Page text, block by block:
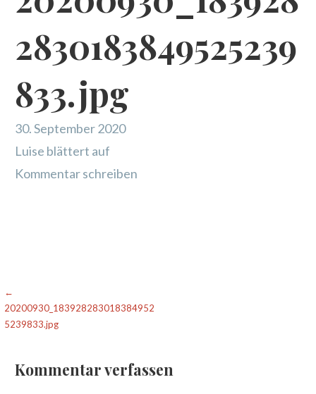
2830183849525239
833.jpg
30. September 2020
Luise blättert auf
Kommentar schreiben
Beitragsnavigation
←
20200930_183928283018384952
5239833.jpg
Kommentar verfassen